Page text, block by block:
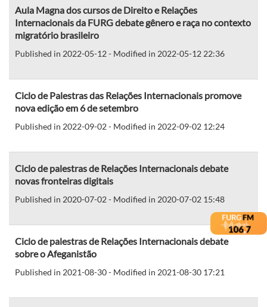
Aula Magna dos cursos de Direito e Relações
Internacionais da FURG debate gênero e raça no contexto
migratório brasileiro
Published in 2022-05-12 - Modified in 2022-05-12 22:36
Ciclo de Palestras das Relações Internacionais promove
nova edição em 6 de setembro
Published in 2022-09-02 - Modified in 2022-09-02 12:24
Ciclo de palestras de Relações Internacionais debate
novas fronteiras digitais
Published in 2020-07-02 - Modified in 2020-07-02 15:48
Ciclo de palestras de Relações Internacionais debate
sobre o Afeganistão
Published in 2021-08-30 - Modified in 2021-08-30 17:21